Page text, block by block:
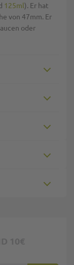
125ml). Er hat
von 47mm. Er
oder